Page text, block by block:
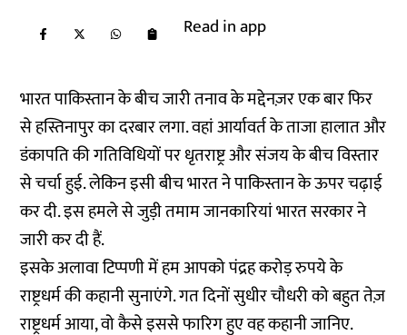
Read in app
भारत पाकिस्तान के बीच जारी तनाव के मद्देनज़र एक बार फिर
से हस्तिनापुर का दरबार लगा. वहां आर्यावर्त के ताजा हालात और
डंकापति की गतिविधियों पर धृतराष्ट्र और संजय के बीच विस्तार
से चर्चा हुई. लेकिन इसी बीच भारत ने पाकिस्तान के ऊपर चढ़ाई
कर दी. इस हमले से जुड़ी तमाम जानकारियां भारत सरकार ने
जारी कर दी हैं.
इसके अलावा टिप्पणी में हम आपको पंद्रह करोड़ रुपये के
राष्ट्रधर्म की कहानी सुनाएंगे. गत दिनों सुधीर चौधरी को बहुत तेज़
राष्ट्रधर्म आया, वो कैसे इससे फारिग हुए वह कहानी जानिए.